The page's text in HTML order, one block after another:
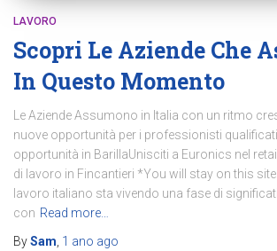
LAVORO
Scopri Le Aziende Che
In Questo Momento
Le Aziende Assumono in Italia con un ritmo
nuove opportunità per i professionisti
opportunità in BarillaUnisciti a Euronics nel
di lavoro in Fincantieri *You will stay on this
lavoro italiano sta vivendo una fase di
con Read more…
BySam 1 ano ago